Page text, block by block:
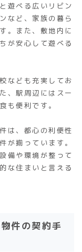
遊べる広いリビン
など、家族の暮ら
。また、敷地内に
が安心して遊べる
なども充実してお
、駅周辺にはスー
も便利です。
は、都心の利便性
が揃っています。
備や環境が整って
な住まいと言える
件の契約手